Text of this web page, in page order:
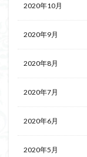
2020年10月
2020年9月
2020年8月
2020年7月
2020年6月
2020年5月